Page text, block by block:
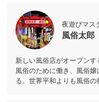
夜遊びマス
風俗太郎
新しい風俗店がオープンす
風俗のために働き、風俗
る。世界平和よりも風俗の